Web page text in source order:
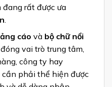
rất được ưa
cáo và bộ chữ nổi
đóng vai trò trung tâm,
công ty hay
phải thể hiện được